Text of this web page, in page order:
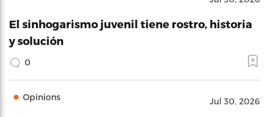
El sinhogarismo juvenil tiene rostro, historia
y solución
0
Opinions Jul 30, 2026